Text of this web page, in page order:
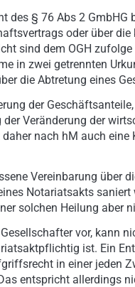
des § 76 Abs 2
oder über
sind dem OGH
in zwei getrennten
die Abtretung eines
der
Veränderung der
nach hM auch
Vereinbarung über
Notariatsakts
solchen Heilung aber
vor, kann
ist. Ein
in einer jeden
entspricht allerdings